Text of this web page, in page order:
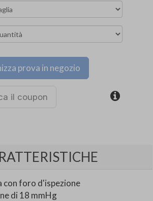
prova in negozio
il coupon
con foro d'ispezione
di 18 mmHg